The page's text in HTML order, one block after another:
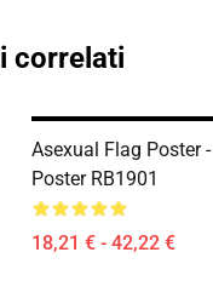
correlati
Asexual Flag Poster
Poster RB1901
18,21 € - 42,22 €